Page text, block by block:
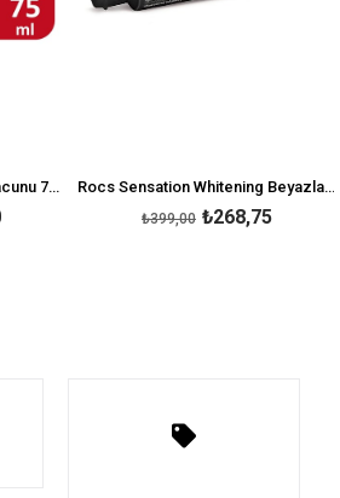
Parodontax Original Diş Macunu 75 ml Rocs Sensation Whitening Beyazlatıcı Parlatıcı Diş Macunu 60 ml
₺268,75
₺399,00